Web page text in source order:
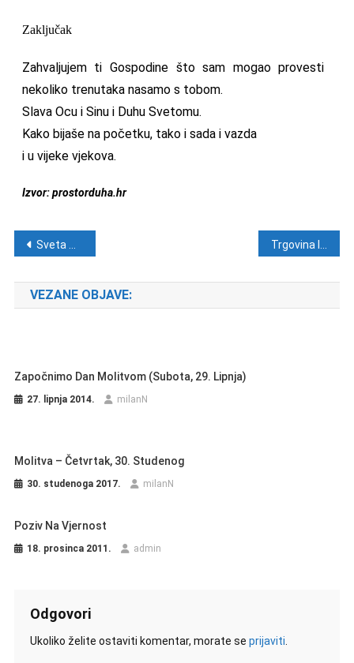
Zaključak
Zahvaljujem ti Gospodine što sam mogao provesti
nekoliko trenutaka nasamo s tobom.
Slava Ocu i Sinu i Duhu Svetomu.
Kako bijaše na početku, tako i sada i vazda
i u vijeke vjekova.
Izvor: prostorduha.hr
Navigacija objava
Sveta Marta
VEZANE OBJAVE:
Započnimo Dan Molitvom (subota, 29. Lipnja)
27. lipnja 2014. milanN
Molitva – Četvrtak, 30. Studenog
30. studenoga 2017. milanN
Poziv Na Vjernost
18. prosinca 2011. admin
Odgovori
Ukoliko želite ostaviti komentar, morate se prijaviti